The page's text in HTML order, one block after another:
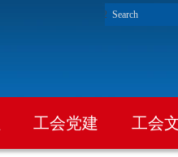
工会党建 工会